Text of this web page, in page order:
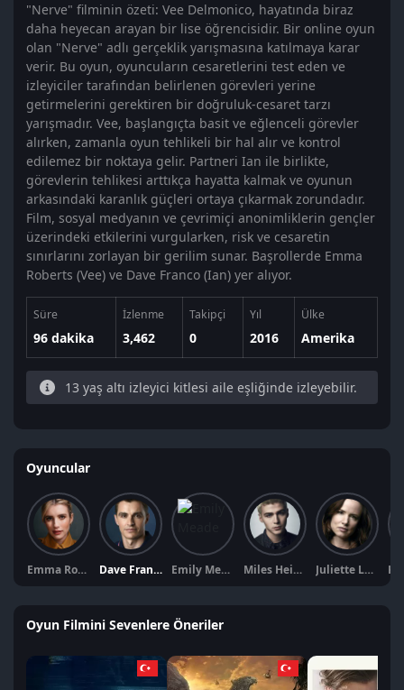
"Nerve" filminin özeti: Vee Delmonico, hayatında biraz
daha heyecan arayan bir lise öğrencisidir. Bir online oyun
olan "Nerve" adlı gerçeklik yarışmasına katılmaya karar
verir. Bu oyun, oyuncuların cesaretlerini test eden ve
izleyiciler tarafından belirlenen görevleri yerine
getirmelerini gerektiren bir doğruluk-cesaret tarzı
yarışmadır. Vee, başlangıçta basit ve eğlenceli görevler
alırken, zamanla oyun tehlikeli bir hal alır ve kontrol
edilemez bir noktaya gelir. Partneri Ian ile birlikte,
görevlerin tehlikesi arttıkça hayatta kalmak ve oyunun
arkasındaki karanlık güçleri ortaya çıkarmak zorundadır.
Film, sosyal medyanın ve çevrimiçi anonimliklerin gençler
üzerindeki etkilerini vurgularken, risk ve cesaretin
sınırlarını zorlayan bir gerilim sunar. Başrollerde Emma
Roberts (Vee) ve Dave Franco (Ian) yer alıyor.
Süre
96 dakika
İzlenme
3,462
Takipçi
0
Yıl
2016
Ülke
Amerika
13 yaş altı izleyici kitlesi aile eşliğinde izleyebilir.
Oyuncular
Emma Roberts Dave Franco Emily Meade Miles Heizer Juliette Lewis
Oyun Filmini Sevenlere Öneriler